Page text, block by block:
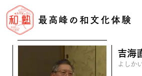
最高峰の和文化体験
吉海
よしか